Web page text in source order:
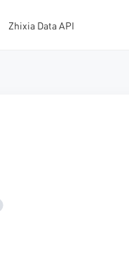
Zhixia Data API